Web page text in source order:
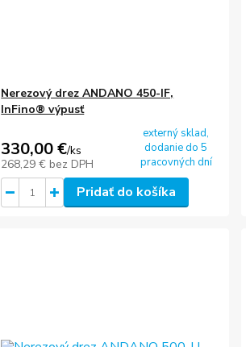
Nerezový drez ANDANO 450-IF,
InFino® výpusť
330,00 €/ks
268,29 € bez DPH
externý sklad,
dodanie do 5
pracovných dní
Pridať do košíka